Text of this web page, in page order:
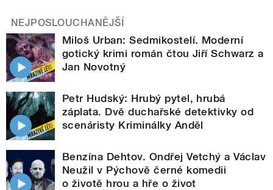
NEJPOSLOUCHANĚJŠÍ
Miloš Urban: Sedmikostelí. Moderní
gotický krimi román čtou Jiří Schwarz a
Jan Novotný
Petr Hudský: Hrubý pytel, hrubá
záplata. Dvě duchařské detektivky od
scenáristy Kriminálky Anděl
Benzína Dehtov. Ondřej Vetchý a Václav
Neužil v Pýchově černé komedii
o životě hrou a hře o život